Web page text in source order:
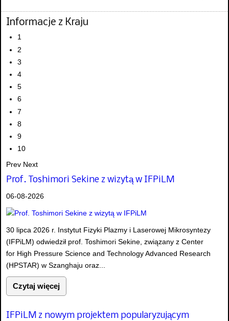
Informacje z Kraju
1
2
3
4
5
6
7
8
9
10
Prev Next
Prof. Toshimori Sekine z wizytą w IFPiLM
06-08-2026
30 lipca 2026 r. Instytut Fizyki Plazmy i Laserowej Mikrosyntezy
(IFPiLM) odwiedził prof. Toshimori Sekine, związany z Center
for High Pressure Science and Technology Advanced Research
(HPSTAR) w Szanghaju oraz...
Czytaj więcej
IFPiLM z nowym projektem popularyzującym